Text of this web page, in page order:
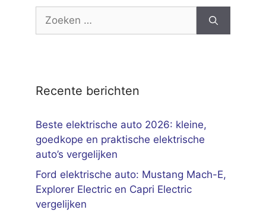
Zoek
Recente berichten
Beste elektrische auto 2026: kleine,
goedkope en praktische elektrische
auto’s vergelijken
Ford elektrische auto: Mustang Mach-E,
Explorer Electric en Capri Electric
vergelijken